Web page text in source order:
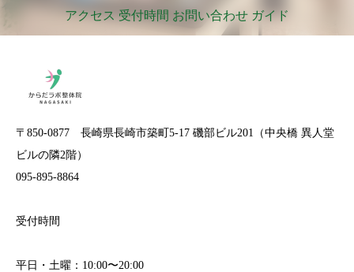
アクセス 受付時間 お問い合わせ ガイド
〒850-0877 長崎県長崎市築町5-17 磯部ビル201（中央橋 異人堂
ビルの隣2階）
095-895-8864
受付時間
平日・土曜：10:00〜20:00